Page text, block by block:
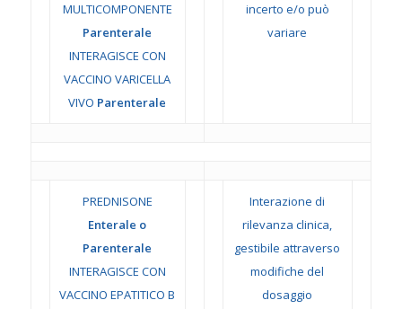
MULTICOMPONENTE
Parenterale
INTERAGISCE CON
VACCINO VARICELLA
VIVO Parenterale
incerto e/o può
variare
PREDNISONE
Enterale o
Parenterale
INTERAGISCE CON
VACCINO EPATITICO B
Interazione di
rilevanza clinica,
gestibile attraverso
modifiche del
dosaggio